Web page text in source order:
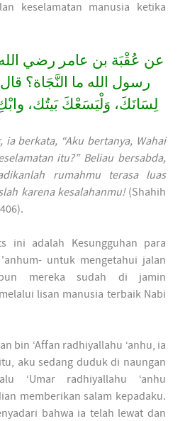
keselamatan manusia ketika
عن عُقْبَة بن عامر رضي
رسول الله ما النَّجَاة؟
لِسَانَكَ، وَلْيَسَعْكَ بَيتُك،
ia berkata, “Aku bertanya, Wahai
itu?” Beliau bersabda,
rumahmu terasa luas
karena kesalahanmu!(Shahih
ini adalah Kesungguhan para
untuk mengetahui jalan
mereka sudah di jamin
lisan manusia terbaik Nabi
bin ‘Affan radhiyallahu ‘anhu, ia
aku sedang duduk di naungan
‘Umar radhiyallahu ‘anhu
memberikan salam kepadaku.
bahwa ia telah lewat dan